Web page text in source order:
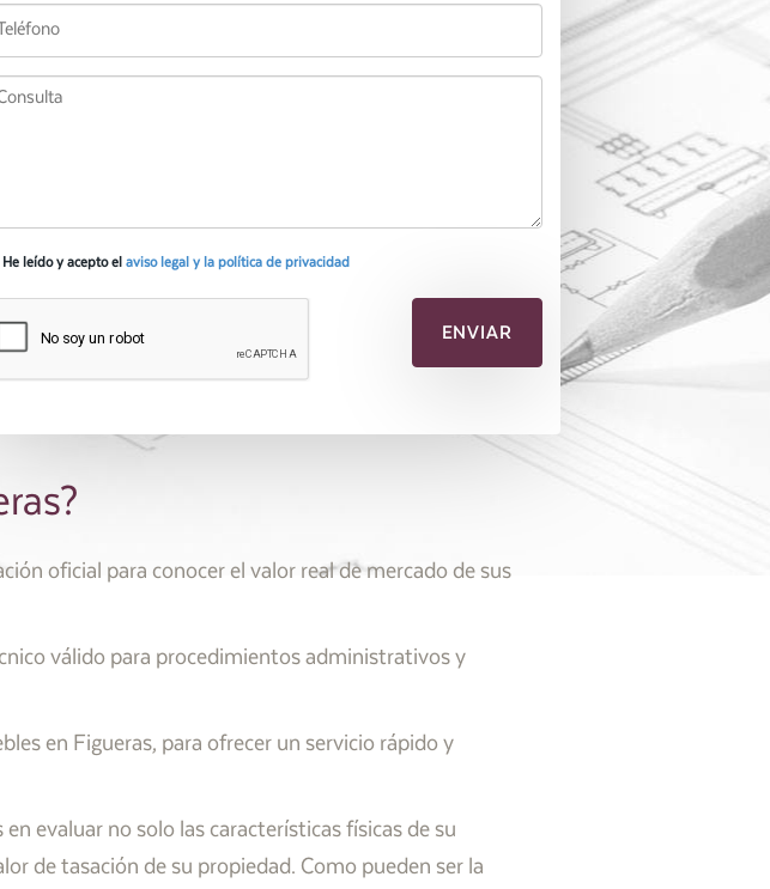
He leído y acepto el aviso legal y la política de privacidad
oficial para conocer el valor real de mercado de sus
válido para procedimientos administrativos y
en Figueras, para ofrecer un servicio rápido y
evaluar no solo las características físicas de su
de tasación de su propiedad. Como pueden ser la